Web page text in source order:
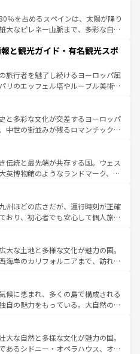
しい田園風景やアマルフィ海岸の絶
逃せない。観光の合間には、本場の
品のイタリア料理を堪能することも
で、忘れられない旅をしてみよう！
情報は
％を占めるスペインは、太陽が降り
大なピレネー山脈まで、多彩な自然
は、情熱的なフラメンコ、熱気あふ
しいタパスが生活の一部となってい
洗練された雰囲気や、バルセロナの
ら、地方では古代ローマ遺跡や中世
土や気候が異なるスペインはその個
性で訪れる人を魅了する。 なお、新着のスペイン情報は コ
てほしい。
と観光ガイド・有名観光スポ
旅行者を魅了し続けるヨーロッパ屈
リのエッフェル塔やルーブル美術館
っている。華麗な宮殿、歴史的な大
そして豊かな自然が、訪れる者を心
フランスは美食の国としても知ら
祥地であるランス、プロヴァンスの
など、多彩な楽しみ方が可能だ。さ
にも魅力が溢れており、どの街角に
それぞれで全く異なる文化を体験で
。 なお、新着のフランス情報はコンテンツ一覧
と多彩な文化が交差するヨーロッパ
中世の街並みが残るロマンチック街
こを歩いても飽きることがない。ベ
バイエルン州のアルプスの絶景、そ
イン畑といった風景は必見。ビール
験してほしい。 なお、新着の
ツ一覧を参照してほしい。
伝統と最先端が共存する国。ウェス
英博物館のようなランドマーク、歴
がある。また、優雅なアフタヌーン
はたまらない英国パブ、サッカー観
そできる体験も豊富。イギリスを旅
しい。
州ほどの広さだが、運行時刻が正確
おり、初心者でも安心して個人旅行
町や、スイスならではのユニークな
ス観光だけでなく町歩きも満喫する
所得が高いため物価も高いが、旅行
楽しむこともできる。 なお、新
テンツ一覧 を参照してほしい。
大な土地と多様な文化が魅力の国。
海岸のカリフォルニアまで、訪れる
観光、ショッピング、エンターテイ
激的なスポットだ。一方、アメリカ
り、グランドキャニオンやイエロー
では、音楽と美食が融合した独特の
アメリカの各地域で異なる魅力を楽
性と豊かな歴史を感じることができ
候に恵まれ、多くの島で構成される
自の魅力をもっている。大自然の神
また、定番の観光地といえばオアフ
求めるならマウイ島やカウアイ島が
グリーンに輝く海をはじめ、豊かな
大な自然と多様な文化が魅力の国。
あるシドニー・オペラハウス、オー